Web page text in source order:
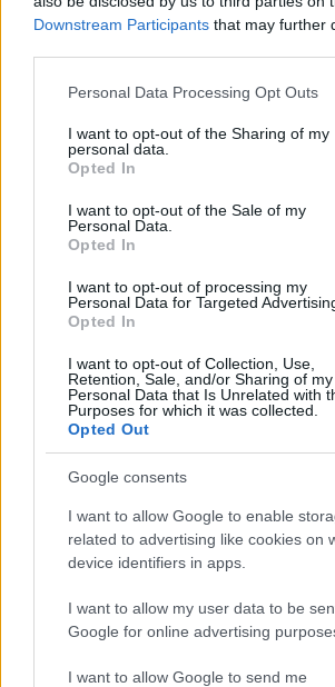
Downstream Participants that may further
Please note that this website/app uses
not limited to your visit or usage
grant or deny consent to Google and its
use your data for below specified
consent section.
Personal Data Processing Opt Outs
I want to opt-out of the Sharing of my
personal data.
Opted In
I want to opt-out of the Sale of my
Personal Data.
Opted In
I want to opt-out of processing my
Personal Data for Targeted
Opted In
I want to opt-out of Collection, Use,
Retention, Sale, and/or Sharing of my
Personal Data that Is Unrelated with
Purposes for which it was collected.
Opted Out
Google consents
I want to allow Google to enable
related to advertising like cookies on
device identifiers in apps.
I want to allow my user data to be
Google for online advertising
I want to allow Google to send me
Te szoktad?
08. 02.
SOKAN ROSSZUL TÁROLJÁK A
EMIATT CSÖKKENHET A HATÁSUK
Érdemes odafigyelni rá
08. 01.
EGYRE TÖBB FIATALNÁL
VITAMINHIÁNY – ILYEN JELEKRE FIGYELJ
24 óra